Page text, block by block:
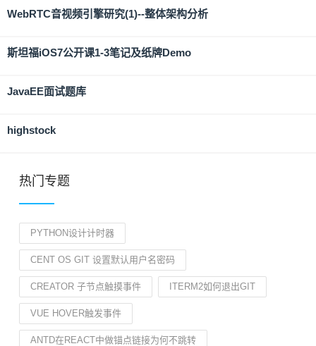
WebRTC音视频引擎研究(1)--整体架构分析
斯坦福iOS7公开课1-3笔记及纸牌Demo
JavaEE面试题库
highstock
热门专题
PYTHON设计计时器
CENT OS GIT 设置默认用户名密码
CREATOR 子节点触摸事件 ITERM2如何退出GIT
VUE HOVER触发事件
ANTD在REACT中做锚点链接为何不跳转